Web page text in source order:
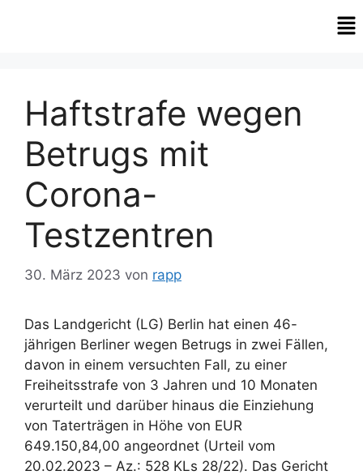
Haftstrafe wegen
Betrugs mit
Corona-
Testzentren
30. März 2023 von rapp
Das Landgericht (LG) Berlin hat einen 46-
jährigen Berliner wegen Betrugs in zwei Fällen,
davon in einem versuchten Fall, zu einer
Freiheitsstrafe von 3 Jahren und 10 Monaten
verurteilt und darüber hinaus die Einziehung
von Taterträgen in Höhe von EUR
649.150,84,00 angeordnet (Urteil vom
20.02.2023 – Az.: 528 KLs 28/22). Das Gericht